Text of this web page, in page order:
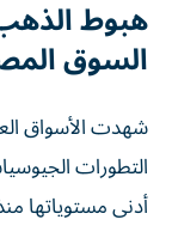
هبوط
السوق
شهدت الأسواق
التطورات
أدنى مستوياتها منذ